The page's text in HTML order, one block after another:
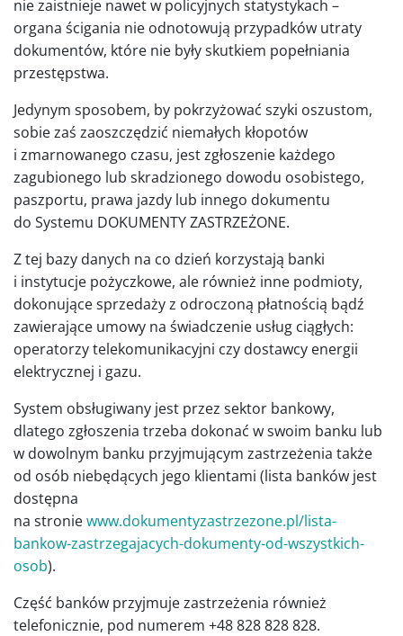
nie zaistnieje nawet w policyjnych statystykach –
organa ścigania nie odnotowują przypadków utraty
dokumentów, które nie były skutkiem popełniania
przestępstwa.
Jedynym sposobem, by pokrzyżować szyki oszustom,
sobie zaś zaoszczędzić niemałych kłopotów
i zmarnowanego czasu, jest zgłoszenie każdego
zagubionego lub skradzionego dowodu osobistego,
paszportu, prawa jazdy lub innego dokumentu
do Systemu DOKUMENTY ZASTRZEŻONE.
Z tej bazy danych na co dzień korzystają banki
i instytucje pożyczkowe, ale również inne podmioty,
dokonujące sprzedaży z odroczoną płatnością bądź
zawierające umowy na świadczenie usług ciągłych:
operatorzy telekomunikacyjni czy dostawcy energii
elektrycznej i gazu.
System obsługiwany jest przez sektor bankowy,
dlatego zgłoszenia trzeba dokonać w swoim banku lub
w dowolnym banku przyjmującym zastrzeżenia także
od osób niebędących jego klientami (lista banków jest
dostępna
na stroniewww.dokumentyzastrzezone.pl/lista-
bankow-zastrzegajacych-dokumenty-od-wszystkich-
osob).
Część banków przyjmuje zastrzeżenia również
telefonicznie, pod numerem +48 828 828 828.